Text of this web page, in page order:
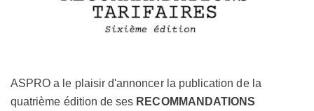
ASPRO a le plaisir d'annoncer la publication de la
quatrième édition de ses RECOMMANDATIONS